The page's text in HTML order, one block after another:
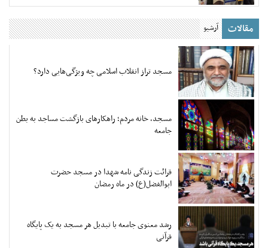
مقالات آرشیو
مسجد تراز انقلاب اسلامی چه ویژگی‌هایی دارد؟
مسجد، خانه مردم؛ راهکارهای بازگشت مساجد به بطن
جامعه
قرائت زندگی نامه شهدا در مسجد حضرت
ابوالفضل(ع) در ماه رمضان
رشد معنوی جامعه با تبدیل هر مسجد به یک پایگاه
قرآنی